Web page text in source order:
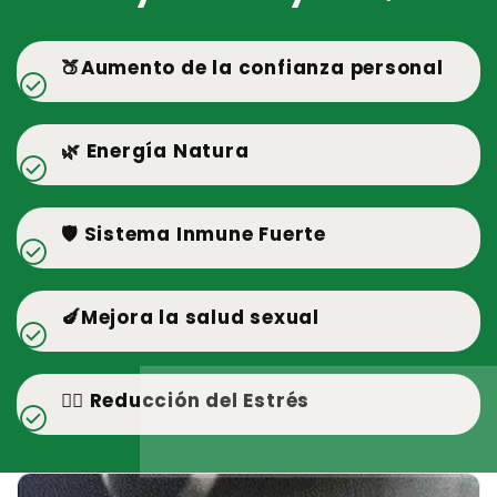
check_circle 🍑Aumento de la confianza personal
check_circle 🌿 Energía Natura
check_circle 🛡️ Sistema Inmune Fuerte
check_circle 🍆Mejora la salud sexual
check_circle 🧘‍♂️ Reducción del Estrés